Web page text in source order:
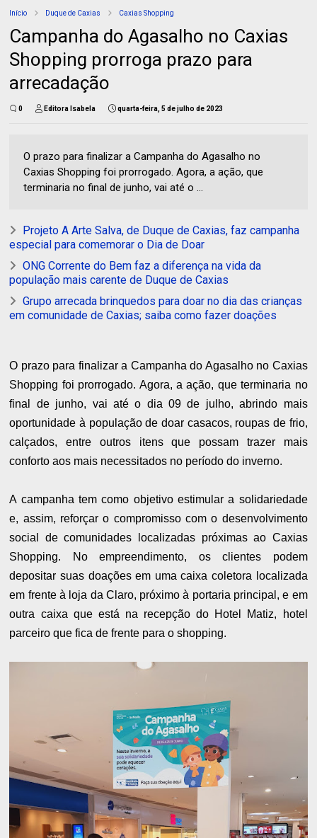
Início Duque de Caxias Caxias Shopping
Campanha do Agasalho no Caxias
Shopping prorroga prazo para
arrecadação
0 Editora Isabela quarta-feira, 5 de julho de 2023
O prazo para finalizar a Campanha do Agasalho no
Caxias Shopping foi prorrogado. Agora, a ação, que
terminaria no final de junho, vai até o ...
Projeto A Arte Salva, de Duque de Caxias, faz campanha
especial para comemorar o Dia de Doar
ONG Corrente do Bem faz a diferença na vida da
população mais carente de Duque de Caxias
Grupo arrecada brinquedos para doar no dia das crianças
em comunidade de Caxias; saiba como fazer doações
O prazo para finalizar a Campanha do Agasalho no Caxias
Shopping foi prorrogado. Agora, a ação, que terminaria no
final de junho, vai até o dia 09 de julho, abrindo mais
oportunidade à população de doar casacos, roupas de frio,
calçados, entre outros itens que possam trazer mais
conforto aos mais necessitados no período do inverno.
A campanha tem como objetivo estimular a solidariedade
e, assim, reforçar o compromisso com o desenvolvimento
social de comunidades localizadas próximas ao Caxias
Shopping. No empreendimento, os clientes podem
depositar suas doações em uma caixa coletora localizada
em frente à loja da Claro, próximo à portaria principal, e em
outra caixa que está na recepção do Hotel Matiz, hotel
parceiro que fica de frente para o shopping.